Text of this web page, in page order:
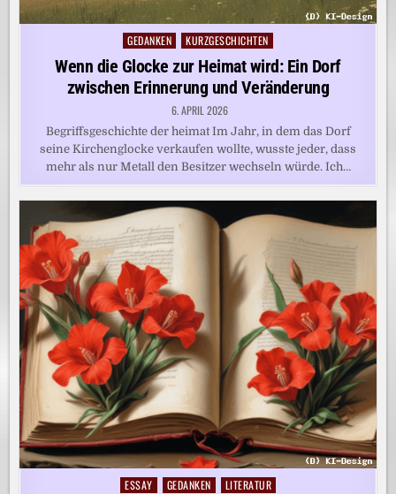
Posted
in
GEDANKEN KURZGESCHICHTEN
Wenn die Glocke zur Heimat wird: Ein Dorf
zwischen Erinnerung und Veränderung
6. APRIL 2026
Begriffsgeschichte der heimat Im Jahr, in dem das Dorf
seine Kirchenglocke verkaufen wollte, wusste jeder, dass
mehr als nur Metall den Besitzer wechseln würde. Ich…
Posted
ESSAY GEDANKEN LITERATUR